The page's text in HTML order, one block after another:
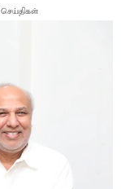
செய்திகள்